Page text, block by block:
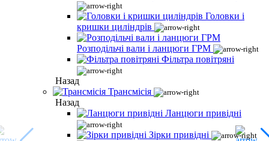
Головки і
кришки циліндрів
Розподільчі вали і ланцюги ГРМ
Фільтра повітряні
Назад
Трансмісія
Назад
Ланцюги привідні
Зірки привідні